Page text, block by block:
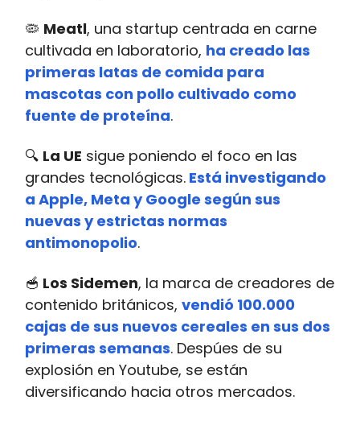
🦠 Meatl, una startup centrada en carne
cultivada en laboratorio, ha creado las
primeras latas de comida para
mascotas con pollo cultivado como
fuente de proteína.
🔍 La UE sigue poniendo el foco en las
grandes tecnológicas. Está investigando
a Apple, Meta y Google según sus
nuevas y estrictas normas
antimonopolio.
🥣 Los Sidemen, la marca de creadores de
contenido británicos, vendió 100.000
cajas de sus nuevos cereales en sus dos
primeras semanas. Despúes de su
explosión en Youtube, se están
diversificando hacia otros mercados.